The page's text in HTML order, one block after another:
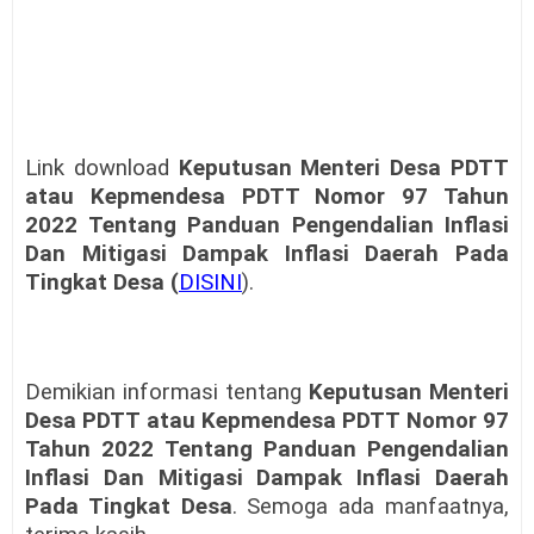
Link download Keputusan Menteri Desa PDTT
atau Kepmendesa PDTT Nomor 97 Tahun
2022 Tentang Panduan Pengendalian Inflasi
Dan Mitigasi Dampak Inflasi Daerah Pada
Tingkat Desa (DISINI).
Demikian informasi tentang Keputusan Menteri
Desa PDTT atau Kepmendesa PDTT Nomor 97
Tahun 2022 Tentang Panduan Pengendalian
Inflasi Dan Mitigasi Dampak Inflasi Daerah
Pada Tingkat Desa. Semoga ada manfaatnya,